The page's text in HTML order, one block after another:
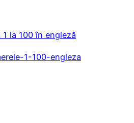
1 la 100 în engleză